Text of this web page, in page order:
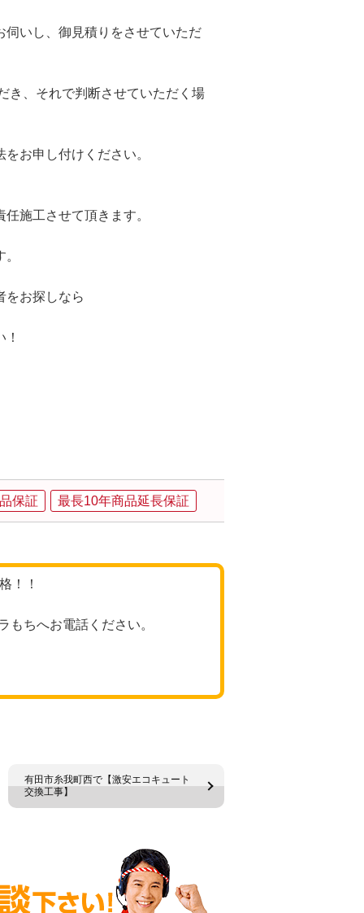
いし、御見積りをさせていただ
き、それで判断させていただく場
お申し付けください。
施工させて頂きます。
をお探しなら
保証 最長10年商品延長保証
！！
もちへお電話ください。
有田市糸我町西で【激安エコキュート
交換工事】